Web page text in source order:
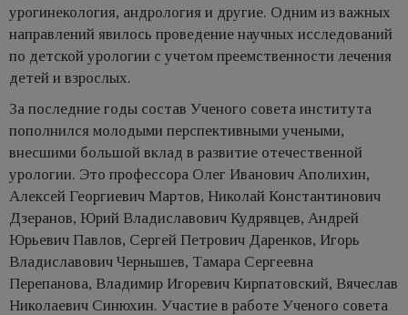
урогинекология, андрология и другие. Одним из важных
направлений явилось проведение научных исследований
по детской урологии с учетом преемственности лечения
детей и взрослых.
За последние годы состав Ученого совета института
пополнился молодыми перспективными учеными,
внесшими большой вклад в развитие отечественной
урологии. Это профессора Олег Иванович Аполихин,
Алексей Георгиевич Мартов, Николай Константинович
Дзеранов, Юрий Владиславович Кудрявцев, Андрей
Юрьевич Павлов, Сергей Петрович Даренков, Игорь
Владиславович Чернышев, Тамара Сергеевна
Перепанова, Владимир Игоревич Кирпатовский, Вячеслав
Николаевич Синюхин. Участие в работе Ученого совета